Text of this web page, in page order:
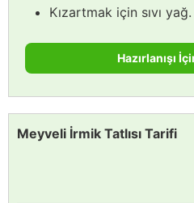
Kızartmak için sıvı yağ.
Hazırlanışı
Meyveli İrmik Tatlısı Tarifi